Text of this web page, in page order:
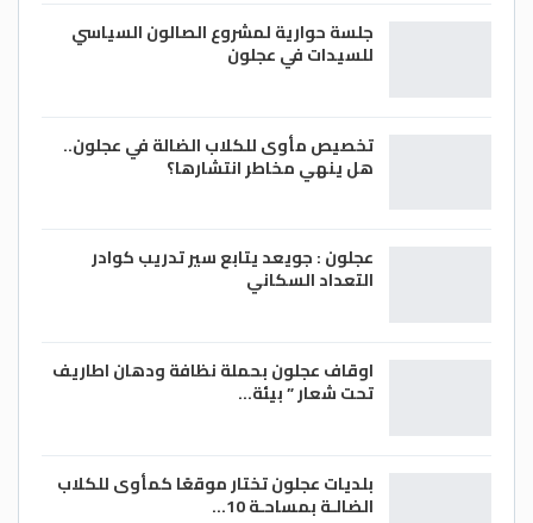
جلسة حوارية لمشروع الصالون السياسي
للسيدات في عجلون
تخصيص مأوى للكلاب الضالة في عجلون..
هل ينهي مخاطر انتشارها؟
عجلون : جويعد يتابع سير تدريب كوادر
التعداد السكاني
اوقاف عجلون بحملة نظافة ودهان اطاريف
تحت شعار ” بيئة…
بلديات عجلون تختار موقعًا كمأوى للكلاب
الضالـة بمساحـة 10…